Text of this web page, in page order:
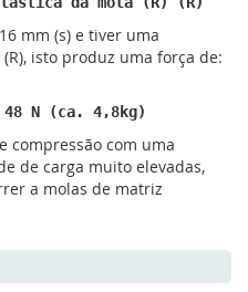
mm (s) e tiver uma
isto produz uma força de:
48 N (ca. 4,8kg)
compressão com uma
de carga muito elevadas,
a molas de matriz